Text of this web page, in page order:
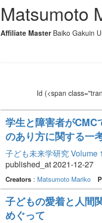
Matsumoto
Affiliate Master Baiko Gakuin
Id (<span
学生と障害者が
のあり方に関する一
子ども未来学研究 Volume
published_at 2021-12-27
Creators: Matsumoto Mariko
子どもの愛着と人間
めぐって